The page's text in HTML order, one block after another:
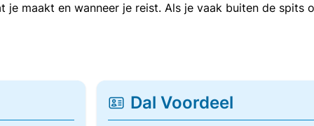
je maakt en wanneer je reist. Als je vaak buiten de
Dal Voordeel